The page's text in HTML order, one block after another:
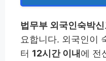
법무부 외국인숙박
요합니다. 외국인이
터 12시간 이내 에 전